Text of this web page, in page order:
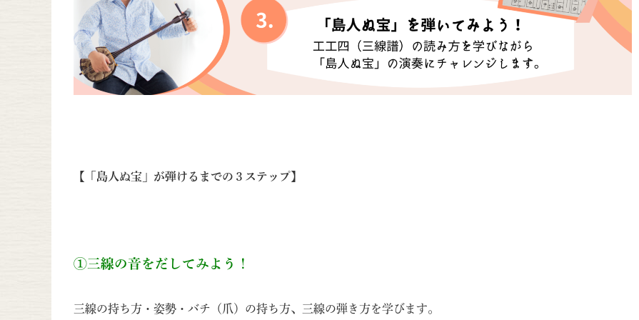
【「島人ぬ宝」が弾けるまでの３ステップ】
①三線の音をだしてみよう！
三線の持ち方・姿勢・バチ（爪）の持ち方、三線の弾き方を学びます。